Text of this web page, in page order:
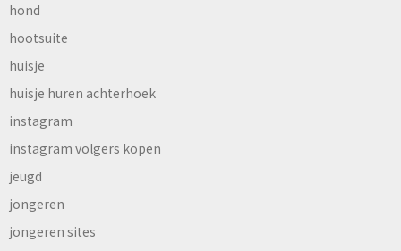
hond
hootsuite
huisje
huisje huren achterhoek
instagram
instagram volgers kopen
jeugd
jongeren
jongeren sites